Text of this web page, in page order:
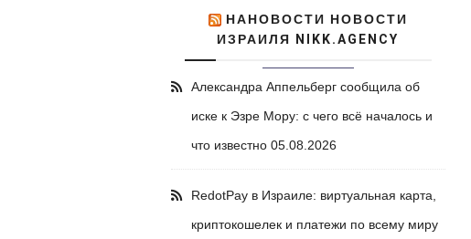
НАНОВОСТИ НОВОСТИ
ИЗРАИЛЯ NIKK.AGENCY
Александра Аппельберг сообщила об
иске к Эзре Мору: с чего всё началось и
что известно 05.08.2026
RedotPay в Израиле: виртуальная карта,
криптокошелек и платежи по всему миру